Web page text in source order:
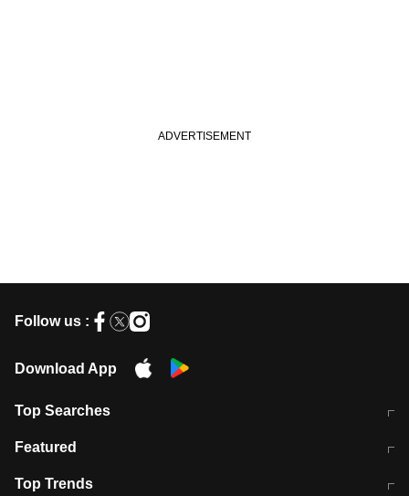
Follow us :
Download App
Top Searches
मुंबई में लगे 'जेन जी' के पोस्टर, लिखा- 'मैं
Featured
10 अगस्त को विधानसभा का घेराव करेंगे
Top Trends